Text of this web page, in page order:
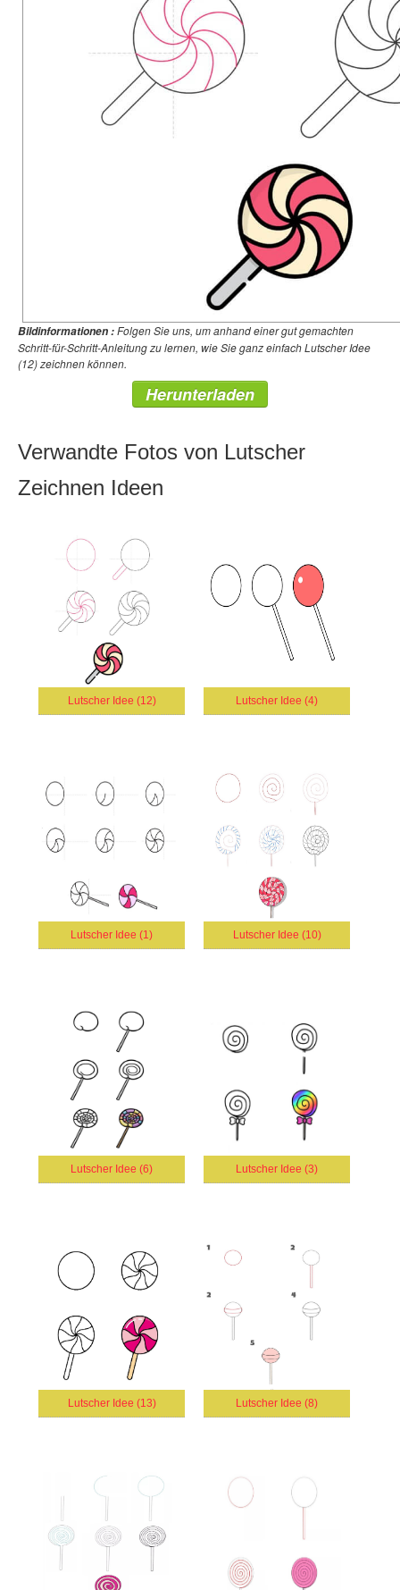
Bildinformationen :Folgen Sie uns, um anhand einer gut gemachten
Schritt-für-Schritt-Anleitung zu lernen, wie Sie ganz einfach Lutscher Idee
(12) zeichnen können.
Herunterladen
Verwandte Fotos von Lutscher
Zeichnen Ideen
Lutscher Idee (12) Lutscher Idee (4)
Lutscher Idee (1) Lutscher Idee (10)
Lutscher Idee (6) Lutscher Idee (3)
Lutscher Idee (13) Lutscher Idee (8)